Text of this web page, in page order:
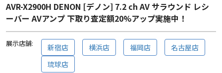
AVR-X2900H DENON [デノン] 7.2 ch AV サラウンド レシ
ーバー AVアンプ 下取り査定額20%アップ実施中！
展示店舗: 新宿店 横浜店 福岡店
名古屋店
琉球店